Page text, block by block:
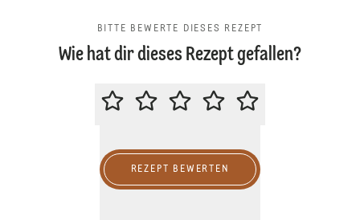
BITTE BEWERTE DIESES REZEPT
Wie hat dir dieses Rezept gefallen?
BITTE BEWERTE DIESES REZEPT
REZEPT BEWERTEN